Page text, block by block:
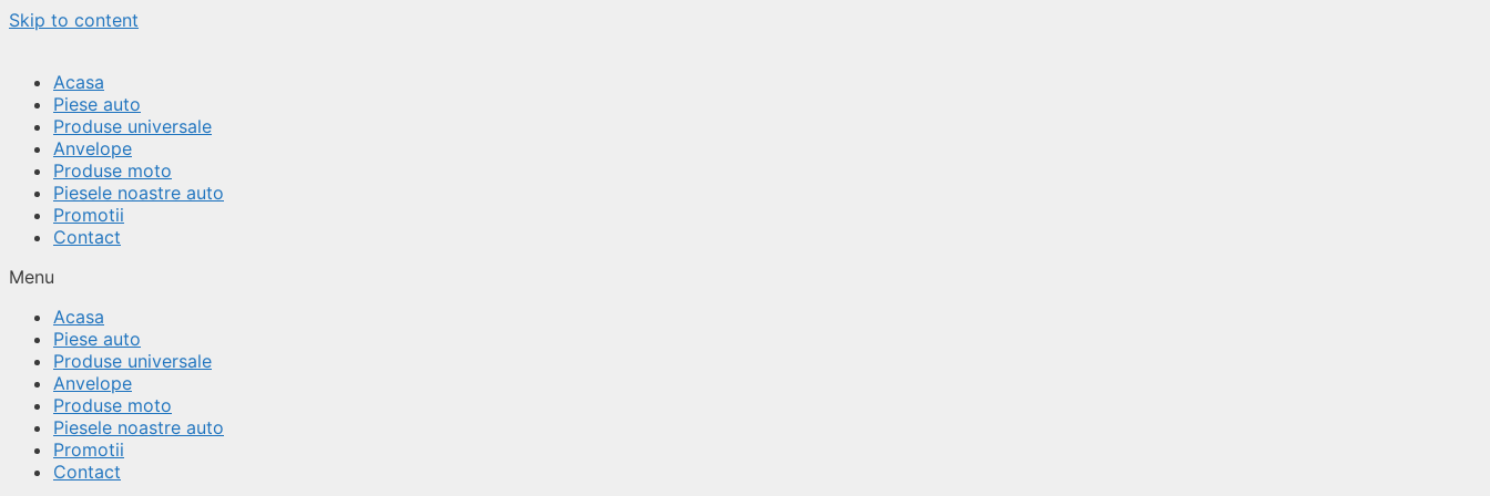
Skip to content
Acasa
Piese auto
Produse universale
Anvelope
Produse moto
Piesele noastre auto
Promotii
Contact
Menu
Acasa
Piese auto
Produse universale
Anvelope
Produse moto
Piesele noastre auto
Promotii
Contact